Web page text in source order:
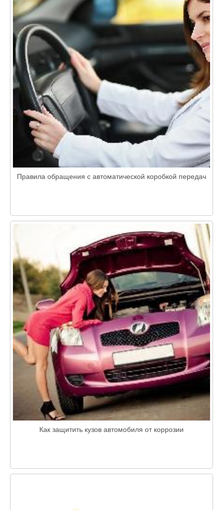
Правила обращения с автоматической коробкой передач
Как защитить кузов автомобиля от коррозии